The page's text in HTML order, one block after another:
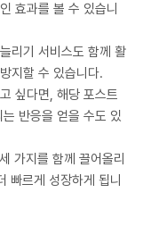
효과를 볼 수 있습니
리기 서비스도 함께 활
지할 수 있습니다.
싶다면, 해당 포스트
반응을 얻을 수도 있
가지를 함께 끌어올리
빠르게 성장하게 됩니